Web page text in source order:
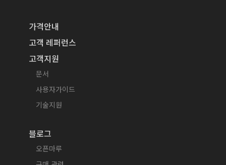
가격안내
고객 레퍼런스
고객지원
문서
사용자가이드
기술지원
블로그
오픈마루